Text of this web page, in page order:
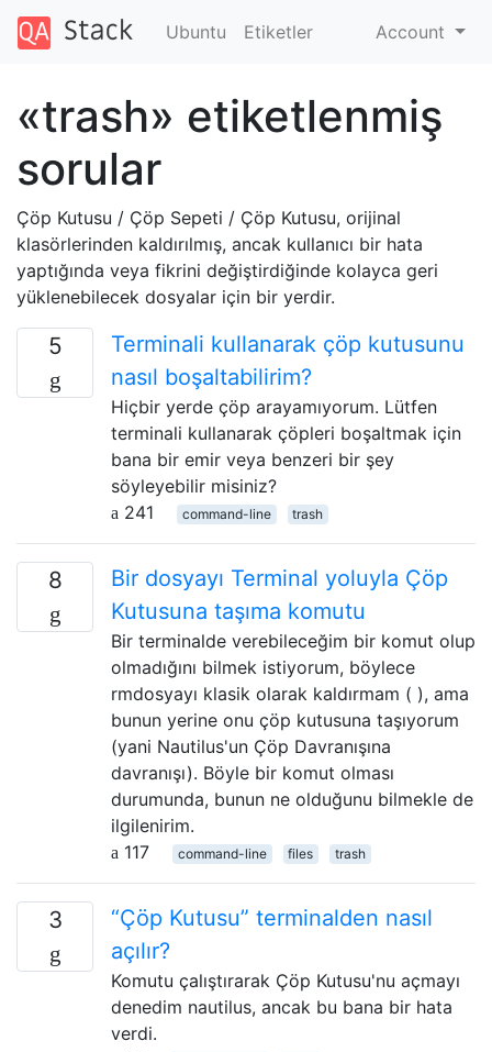
Ubuntu Etiketler Account
«trash» etiketlenmiş
sorular
Çöp Kutusu / Çöp Sepeti / Çöp Kutusu, orijinal
klasörlerinden kaldırılmış, ancak kullanıcı bir hata
yaptığında veya fikrini değiştirdiğinde kolayca geri
yüklenebilecek dosyalar için bir yerdir.
5
Terminali kullanarak çöp kutusunu
nasıl boşaltabilirim?
Hiçbir yerde çöp arayamıyorum. Lütfen
terminali kullanarak çöpleri boşaltmak için
bana bir emir veya benzeri bir şey
söyleyebilir misiniz?
241
command-line trash
8
Bir dosyayı Terminal yoluyla Çöp
Kutusuna taşıma komutu
Bir terminalde verebileceğim bir komut olup
olmadığını bilmek istiyorum, böylece
rmdosyayı klasik olarak kaldırmam ( ), ama
bunun yerine onu çöp kutusuna taşıyorum
(yani Nautilus'un Çöp Davranışına
davranışı). Böyle bir komut olması
durumunda, bunun ne olduğunu bilmekle de
ilgilenirim.
117
command-line files trash
3
“Çöp Kutusu” terminalden nasıl
açılır?
Komutu çalıştırarak Çöp Kutusu'nu açmayı
denedim nautilus, ancak bu bana bir hata
verdi.